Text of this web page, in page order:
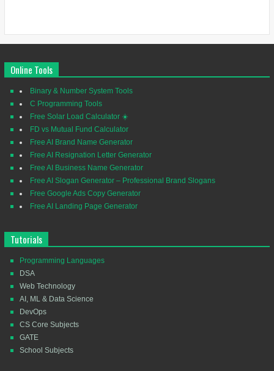
Online Tools
Binary & Number System Tools
C Programming Tools
Free Solar Load Calculator ☀️
FD vs Mutual Fund Calculator
Free AI Brand Name Generator
Free AI Resignation Letter Generator
Free AI Business Name Generator
Free AI Slogan Generator – Professional Brand Slogans
Free Google Ads Copy Generator
Free AI Landing Page Generator
Tutorials
Programming Languages
DSA
Web Technology
AI, ML & Data Science
DevOps
CS Core Subjects
GATE
School Subjects